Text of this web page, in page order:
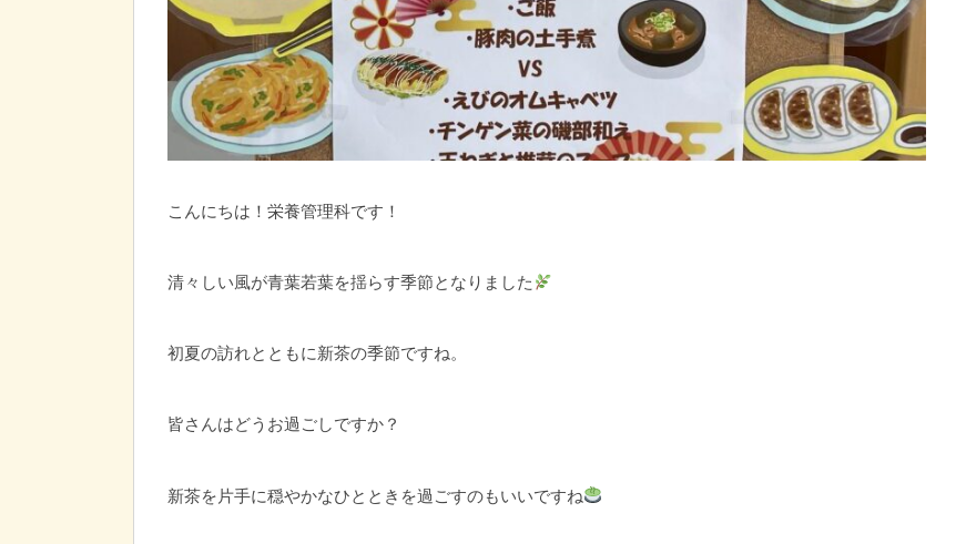
こんにちは！栄養管理科です！
清々しい風が青葉若葉を揺らす季節となりました
初夏の訪れとともに新茶の季節ですね。
皆さんはどうお過ごしですか？
新茶を片手に穏やかなひとときを過ごすのもいいですね